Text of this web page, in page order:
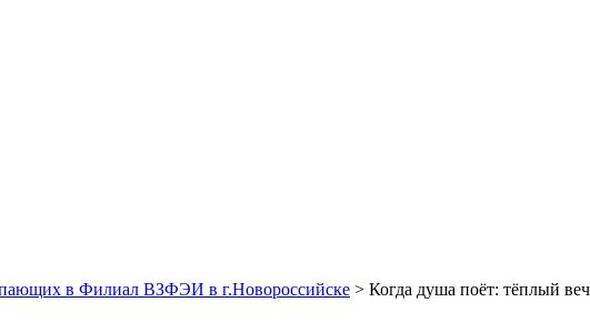
в Филиал ВЗФЭИ в г.Новороссийске > Когда душа поёт: тёплый